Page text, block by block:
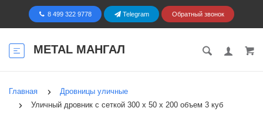
8 499 322 9778 Telegram Обратный звонок
METAL МАНГАЛ
Главная
Дровницы уличные
Уличный дровник с сеткой 300 х 50 х 200 объем 3 куб